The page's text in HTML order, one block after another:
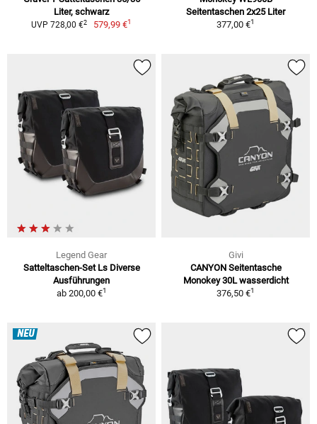
Liter, schwarz
UVP 728,00 €2 579,99 €1
Seitentaschen 2x25 Liter
377,00 €1
Legend Gear
Satteltaschen-Set Ls Diverse
Ausführungen
ab 200,00 €1
Givi
CANYON Seitentasche
Monokey 30L wasserdicht
376,50 €1
NEU